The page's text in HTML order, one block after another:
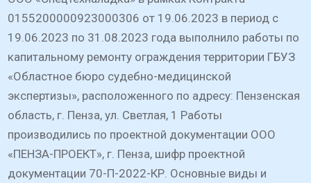
0155200000923000306 от 19.06.2023 в период с
19.06.2023 по 31.08.2023 года выполнило работы по
капитальному ремонту ограждения территории ГБУЗ
«Областное бюро судебно-медицинской
экспертизы», расположенного по адресу: Пензенская
область, г. Пенза, ул. Светлая, 1 Работы
производились по проектной документации ООО
«ПЕНЗА-ПРОЕКТ», г. Пенза, шифр проектной
документации 70-П-2022-КР. Основные виды и